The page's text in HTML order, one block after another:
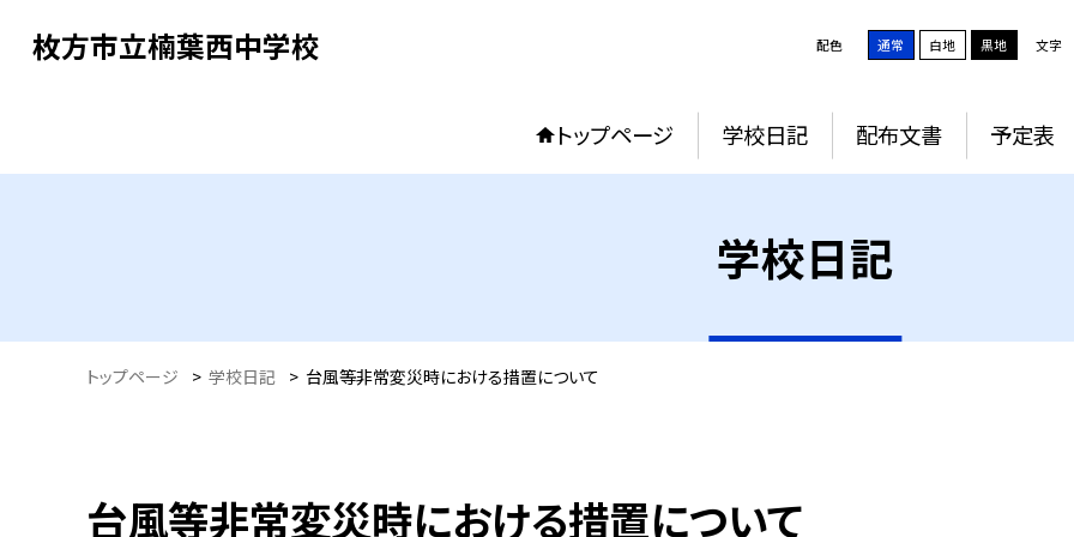
枚方市立楠葉西中学校 配色 通常 白地 黒地 文字
トップページ 学校日記 配布文書 予定表
学校日記
トップページ > 学校日記 > 台風等非常変災時における措置について
台風等非常変災時における措置について